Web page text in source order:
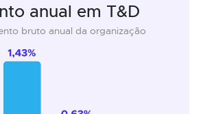
anual em T&D
bruto anual da organização